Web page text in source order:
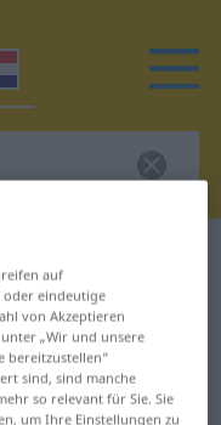
auf
oder eindeutige
von Akzeptieren
„Wir und unsere
bereitzustellen“
sind, sind manche
so relevant für Sie. Sie
um Ihre Einstellungen zu